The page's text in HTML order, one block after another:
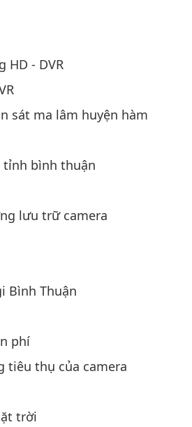
HD - DVR
sát ma lâm huyện hàm
tỉnh bình thuận
lưu trữ camera
Bình Thuận
phí
tiêu thụ của camera
trời